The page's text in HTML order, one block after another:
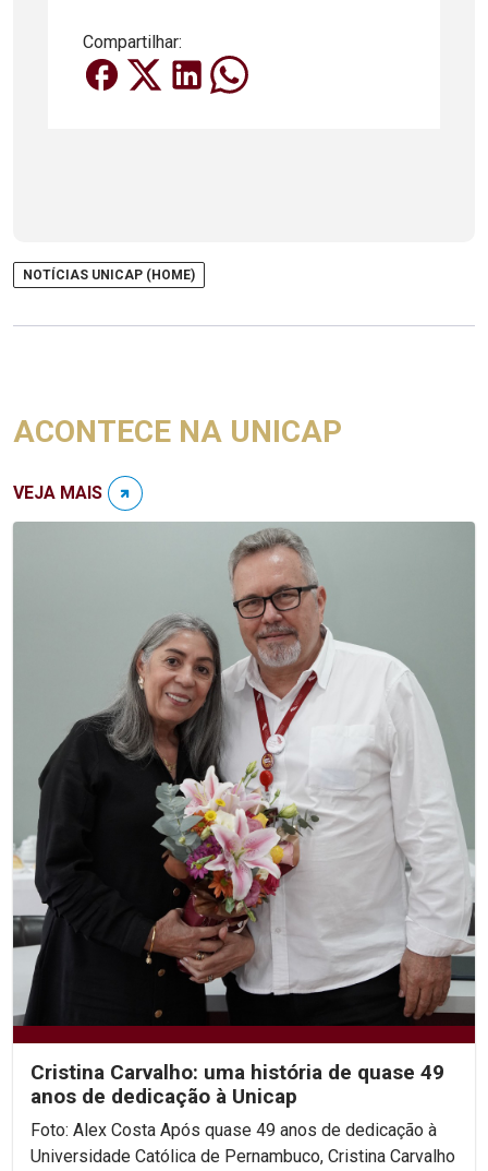
Compartilhar:
NOTÍCIAS UNICAP (HOME)
ACONTECE NA UNICAP
VEJA MAIS
Cristina Carvalho: uma história de quase 49
anos de dedicação à Unicap
Foto: Alex Costa Após quase 49 anos de dedicação à
Universidade Católica de Pernambuco, Cristina Carvalho